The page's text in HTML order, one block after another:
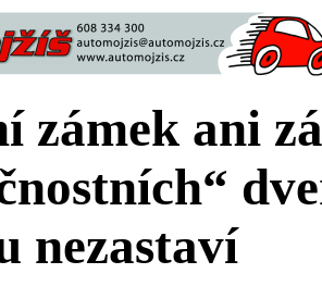
zámek ani
nezastaví